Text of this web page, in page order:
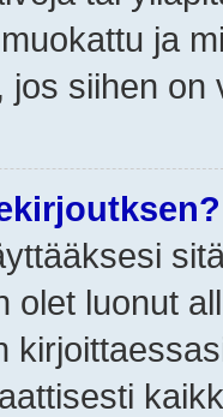
ja
jos siihen on
olet luonut